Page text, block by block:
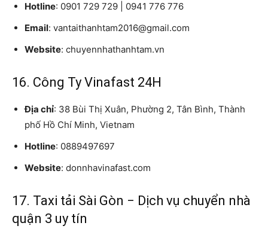
Hotline: 0901 729 729 | 0941 776 776
Email: vantaithanhtam2016@gmail.com
Website: chuyennhathanhtam.vn
16. Công Ty Vinafast 24H
Địa chỉ: 38 Bùi Thị Xuân, Phường 2, Tân Bình, Thành
phố Hồ Chí Minh, Vietnam
Hotline: 0889497697
Website: donnhavinafast.com
17. Taxi tải Sài Gòn − Dịch vụ chuyển nhà
quận 3 uy tín